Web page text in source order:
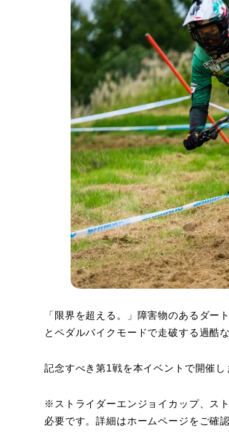
「限界を超える。」障害物のあるダ
とペダルバイクモードで走破する過酷な
記念すべき第1戦を本イベントで開催し
※ストライダーエンジョイカップ、ス
必要です。詳細はホームページをご確